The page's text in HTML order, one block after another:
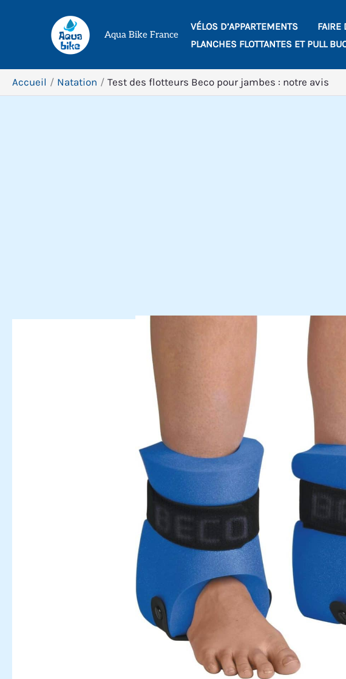
Aqua Bike France
VÉLOS D’APPARTEMENTS FAIRE
PLANCHES FLOTTANTES ET PULL
Accueil Natation Test des flotteurs Beco pour jambes : notre avis